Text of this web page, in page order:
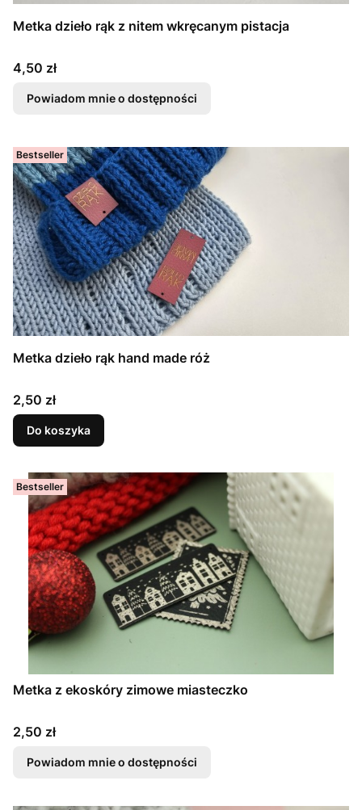
Metka dzieło rąk z nitem wkręcanym pistacja
Cena
4,50 zł
Powiadom mnie o dostępności
Bestseller
Metka dzieło rąk hand made róż
Cena
2,50 zł
Do koszyka
Bestseller
Metka z ekoskóry zimowe miasteczko
Cena
2,50 zł
Powiadom mnie o dostępności